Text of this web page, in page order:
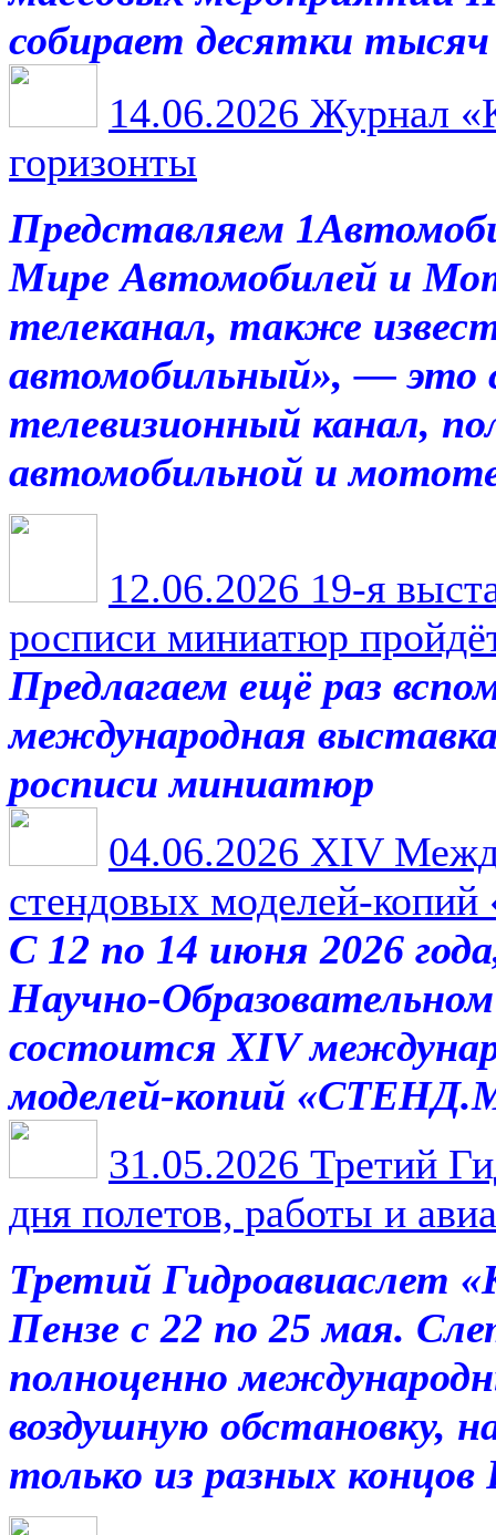
собирает десятки
14.06.2026 Журнал
горизонты
Представляем
Мире Автомобилей и
телеканал, также
автомобильный», — это
телевизионный канал,
автомобильной и
12.06.2026 19-я
росписи миниатюр
Предлагаем ещё раз
международная
росписи миниатюр
04.06.2026 XIV
стендовых моделей-
С 12 по 14 июня 2026
Научно-
состоится XIV
моделей-копий
31.05.2026 Третий
дня полетов, работы и
Третий Гидроавиаслет
Пензе с 22 по 25 мая.
полноценно
воздушную обстановку,
только из разных концов